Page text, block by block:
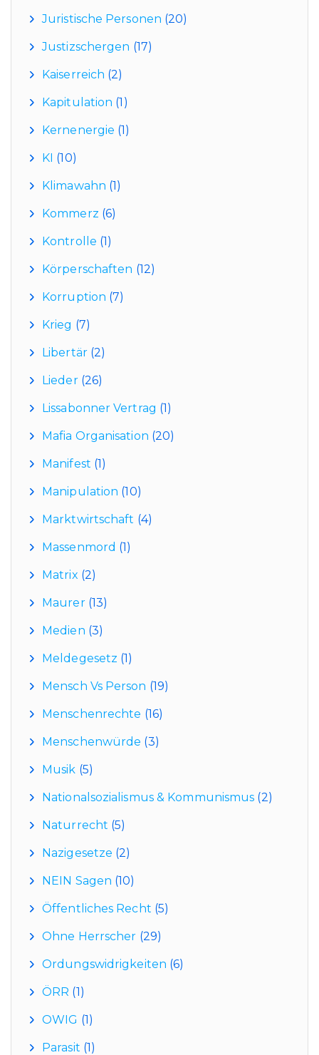
Juristische Personen (20)
Justizschergen (17)
Kaiserreich (2)
Kapitulation (1)
Kernenergie (1)
KI (10)
Klimawahn (1)
Kommerz (6)
Kontrolle (1)
Körperschaften (12)
Korruption (7)
Krieg (7)
Libertär(2)
Lieder(26)
Lissabonner Vertrag (1)
Mafia Organisation (20)
Manifest (1)
Manipulation (10)
Marktwirtschaft (4)
Massenmord (1)
Matrix (2)
Maurer(13)
Medien (3)
Meldegesetz (1)
Mensch Vs Person (19)
Menschenrechte (16)
Menschenwürde (3)
Musik (5)
Nationalsozialismus & Kommunismus (2)
Naturrecht (5)
Nazigesetze (2)
NEIN Sagen (10)
Öffentliches Recht (5)
Ohne Herrscher (29)
Ordungswidrigkeiten (6)
ÖRR (1)
OWIG (1)
Parasit (1)